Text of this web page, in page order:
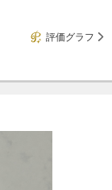
評価グラフ